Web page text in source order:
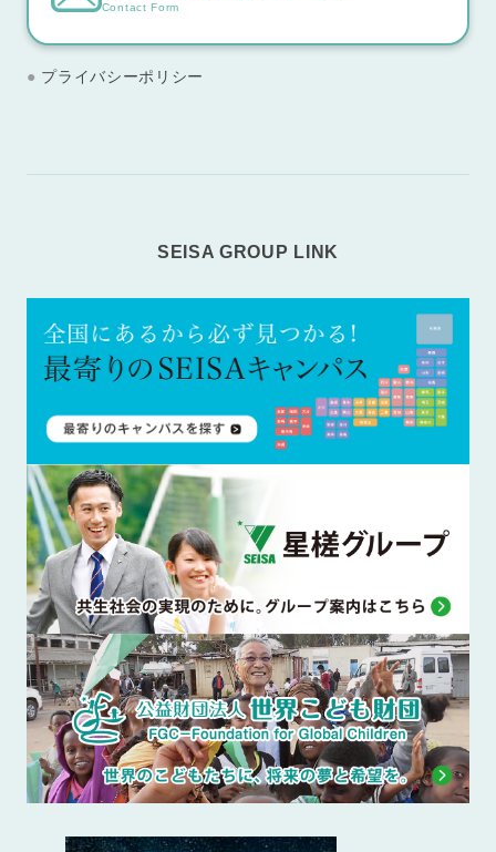
Contact Form
プライバシーポリシー
SEISA GROUP LINK